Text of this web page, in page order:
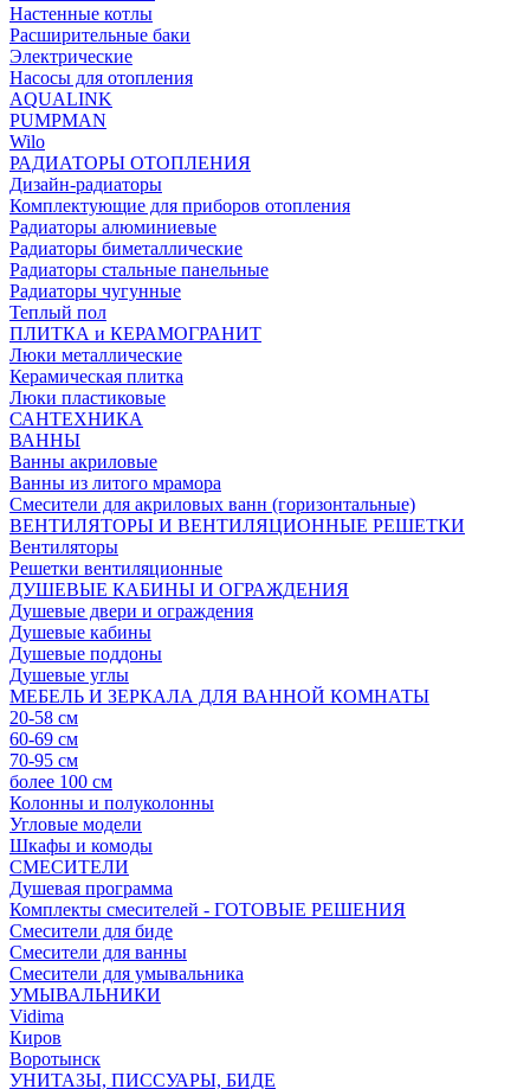
Настенные котлы
Расширительные баки
Электрические
Насосы для отопления
AQUALINK
PUMPMAN
Wilo
РАДИАТОРЫ ОТОПЛЕНИЯ
Дизайн-радиаторы
Комплектующие для приборов отопления
Радиаторы алюминиевые
Радиаторы биметаллические
Радиаторы стальные панельные
Радиаторы чугунные
Теплый пол
ПЛИТКА и КЕРАМОГРАНИТ
Люки металлические
Керамическая плитка
Люки пластиковые
САНТЕХНИКА
ВАННЫ
Ванны акриловые
Ванны из литого мрамора
Смесители для акриловых ванн (горизонтальные)
ВЕНТИЛЯТОРЫ И ВЕНТИЛЯЦИОННЫЕ РЕШЕТКИ
Вентиляторы
Решетки вентиляционные
ДУШЕВЫЕ КАБИНЫ И ОГРАЖДЕНИЯ
Душевые двери и ограждения
Душевые кабины
Душевые поддоны
Душевые углы
МЕБЕЛЬ И ЗЕРКАЛА ДЛЯ ВАННОЙ КОМНАТЫ
20-58 см
60-69 см
70-95 см
более 100 см
Колонны и полуколонны
Угловые модели
Шкафы и комоды
СМЕСИТЕЛИ
Душевая программа
Комплекты смесителей - ГОТОВЫЕ РЕШЕНИЯ
Смесители для биде
Смесители для ванны
Смесители для умывальника
УМЫВАЛЬНИКИ
Vidima
Киров
Воротынск
УНИТАЗЫ, ПИССУАРЫ, БИДЕ